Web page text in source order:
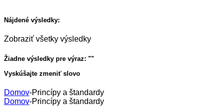
Nájdené výsledky:
Zobraziť všetky výsledky
Žiadne výsledky pre výraz: ""
Vyskúšajte zmeniť slovo
Domov-Princípy a štandardy
Domov-Princípy a štandardy